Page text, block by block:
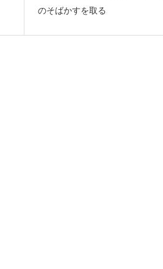
のそばかすを取る